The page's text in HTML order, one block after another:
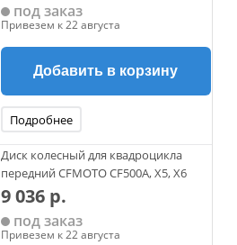
под заказ
Привезем к 22 августа
Добавить в корзину
Подробнее
Диск колесный для квадроцикла
передний CFMOTO CF500A, X5, X6
9 036 р.
под заказ
Привезем к 22 августа